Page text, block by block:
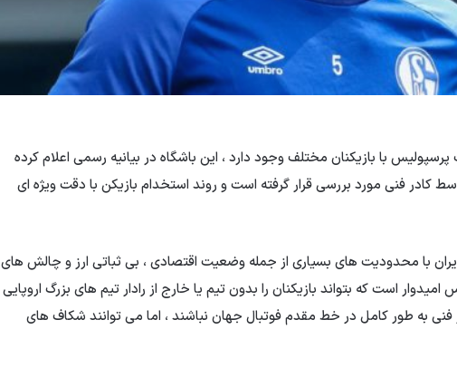
با بازیکنان مختلف وجود دارد ، این باشگاه در بیانیه رسمی اعلام کرده
کادر فنی مورد بررسی قرار گرفته است و روند استخدام بازیکن با دقت ویژه ای
با محدودیت های بسیاری از جمله وضعیت اقتصادی ، بی ثباتی ارز و چالش های
است که بتواند بازیکنان را بدون تیم یا خارج از رادار تیم های بزرگ اروپایی
به طور کامل در خط مقدم فوتبال جهان نباشند ، اما می توانند شکاف های